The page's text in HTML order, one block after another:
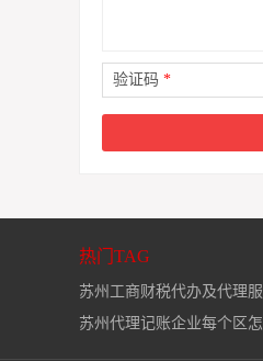
验证码 *
热门TAG
苏州工商财税代办及代理
苏州代理记账企业每个区